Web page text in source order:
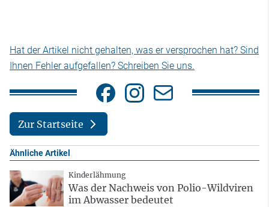
Hat der Artikel nicht gehalten, was er versprochen hat? Sind
Ihnen Fehler aufgefallen? Schreiben Sie uns.
Zur Startseite
Ähnliche Artikel
Kinderlähmung
Was der Nachweis von Polio-Wildviren
im Abwasser bedeutet